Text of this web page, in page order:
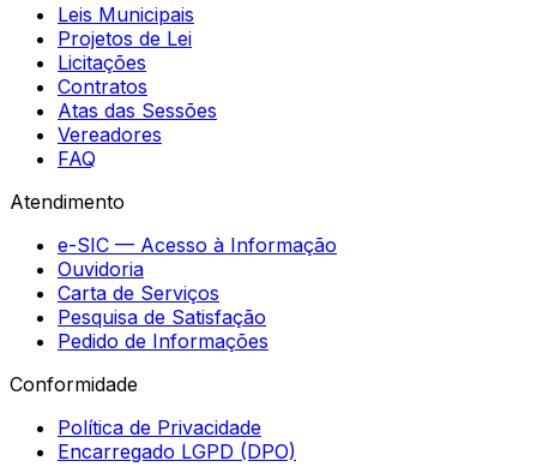
Leis Municipais
Projetos de Lei
Licitações
Contratos
Atas das Sessões
Vereadores
FAQ
Atendimento
e-SIC — Acesso à Informação
Ouvidoria
Carta de Serviços
Pesquisa de Satisfação
Pedido de Informações
Conformidade
Política de Privacidade
Encarregado LGPD (DPO)